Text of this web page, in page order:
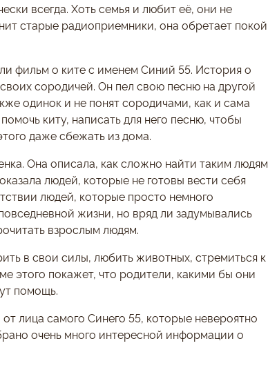
всегда. Хоть семья и любит её, они не
старые радиоприемники, она обретает покой
фильм о ките с именем Синий 55. История о
сородичей. Он пел свою песню на другой
одинок и не понят сородичами, как и сама
киту, написать для него песню, чтобы
даже сбежать из дома.
Она описала, как сложно найти таким людям
людей, которые не готовы вести себя
людей, которые просто немного
жизни, но вряд ли задумывались
взрослым людям.
в свои силы, любить животных, стремиться к
этого покажет, что родители, какими бы они
помощь.
лица самого Синего 55, которые невероятно
очень много интересной информации о